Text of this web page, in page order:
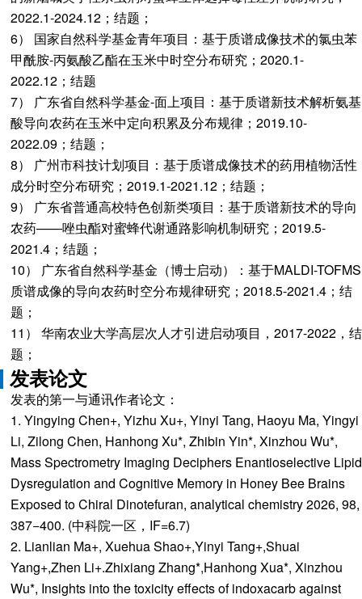
2022.1-2024.12；结题；
6） 国家自然科学基金青年项目：基于质谱成像技术的氯虫苯
甲酰胺-丙氨酸乙酯在玉米中时空分布研究；2020.1-
2022.12；结题
7） 广东省自然科学基金-面上项目：基于质谱新技术解析氨基
酸导向农药在玉米中定向积累及分布规律；2019.10-
2022.09；结题；
8） 广州市科技计划项目：基于质谱成像技术的药用植物活性
成分时空分布研究；2019.1-2021.12；结题；
9） 广东省普通高校特色创新类项目：基于质谱新技术的导向
农药——唑虫酯对蜜蜂代谢通路影响机制研究；2019.5-
2021.4；结题；
10） 广东省自然科学基金（博士启动）：基于MALDI-TOFMS
质谱成像的导向农药时空分布规律研究；2018.5-2021.4；结
题；
11） 华南农业大学高层次人才引进启动项目，2017-2022，结
题；
发表论文
发表的第一与通讯作者论文：
1. Yingying Chen+, Yizhu Xu+, Yinyi Tang, Haoyu Ma, Yingyi
Li, Zilong Chen, Hanhong Xu*, Zhibin Yin*, Xinzhou Wu*,
Mass Spectrometry Imaging Deciphers Enantioselective Lipid
Dysregulation and Cognitive Memory in Honey Bee Brains
Exposed to Chiral Dinotefuran, analytical chemistry 2026, 98,
387−400. (中科院一区，IF=6.7)
2. Lianlian Ma+, Xuehua Shao+,Yinyi Tang+,Shuai
Yang+,Zhen Li+.Zhixiang Zhang*,Hanhong Xua*, Xinzhou
Wu*, Insights into the toxicity effects of indoxacarb against